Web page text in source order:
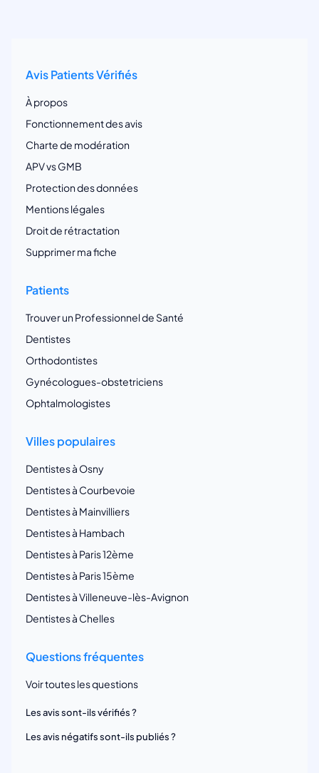
Avis Patients Vérifiés
À propos
Fonctionnement des avis
Charte de modération
APV vs GMB
Protection des données
Mentions légales
Droit de rétractation
Supprimer ma fiche
Patients
Trouver un Professionnel de Santé
Dentistes
Orthodontistes
Gynécologues-obstetriciens
Ophtalmologistes
Villes populaires
Dentistes à Osny
Dentistes à Courbevoie
Dentistes à Mainvilliers
Dentistes à Hambach
Dentistes à Paris 12ème
Dentistes à Paris 15ème
Dentistes à Villeneuve-lès-Avignon
Dentistes à Chelles
Questions fréquentes
Voir toutes les questions
Les avis sont-ils vérifiés ?
Les avis négatifs sont-ils publiés ?